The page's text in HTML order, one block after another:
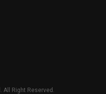
All Right Reserved.